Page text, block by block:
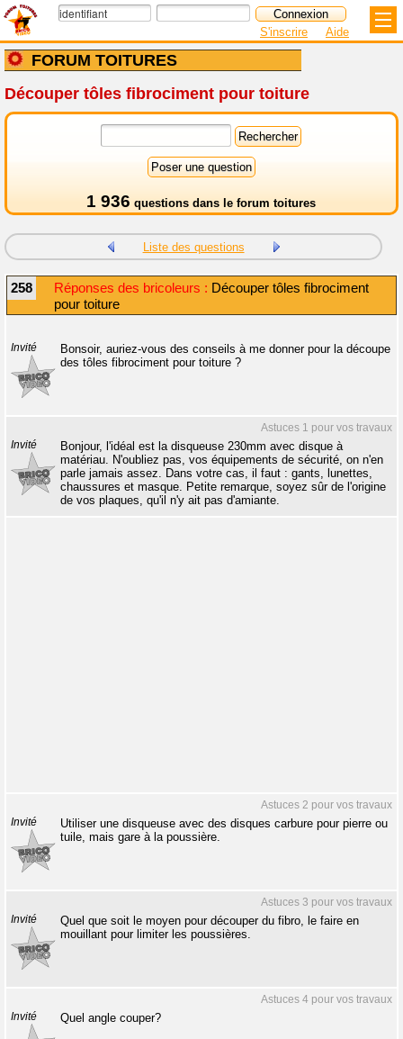
FORUM TOITURES
S'inscrire Aide
Découper tôles fibrociment pour toiture
1 936 questions dans le forum toitures
Liste des questions
258 Réponses des bricoleurs : Découper tôles fibrociment
pour toiture
Invité
Bonsoir, auriez-vous des conseils à me donner pour la découpe
des tôles fibrociment pour toiture ?
Astuces 1 pour vos travaux
Invité
Bonjour, l'idéal est la disqueuse 230mm avec disque à
matériau. N'oubliez pas, vos équipements de sécurité, on n'en
parle jamais assez. Dans votre cas, il faut : gants, lunettes,
chaussures et masque. Petite remarque, soyez sûr de l'origine
de vos plaques, qu'il n'y ait pas d'amiante.
Astuces 2 pour vos travaux
Invité
Utiliser une disqueuse avec des disques carbure pour pierre ou
tuile, mais gare à la poussière.
Astuces 3 pour vos travaux
Invité
Quel que soit le moyen pour découper du fibro, le faire en
mouillant pour limiter les poussières.
Astuces 4 pour vos travaux
Invité Quel angle couper?